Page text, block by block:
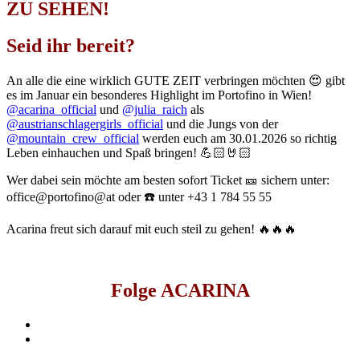
ZU SEHEN!
Seid ihr bereit?
An alle die eine wirklich GUTE ZEIT verbringen möchten 😍 gibt
es im Januar ein besonderes Highlight im Portofino in Wien!
@acarina_official und @julia_raich als
@austrianschlagergirls_official und die Jungs von der
@mountain_crew_official werden euch am 30.01.2026 so richtig
Leben einhauchen und Spaß bringen! 💪🏻🤘🏻
Wer dabei sein möchte am besten sofort Ticket 🎫 sichern unter:
office@portofino@at oder ☎️ unter +43 1 784 55 55
Acarina freut sich darauf mit euch steil zu gehen! 🔥🔥🔥
Folge ACARINA